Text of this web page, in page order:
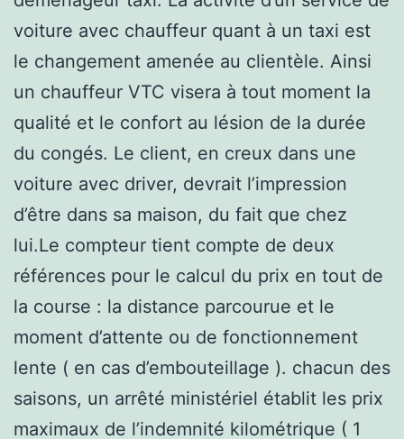
voiture avec chauffeur quant à un taxi est
le changement amenée au clientèle. Ainsi
un chauffeur VTC visera à tout moment la
qualité et le confort au lésion de la durée
du congés. Le client, en creux dans une
voiture avec driver, devrait l’impression
d’être dans sa maison, du fait que chez
lui.Le compteur tient compte de deux
références pour le calcul du prix en tout de
la course : la distance parcourue et le
moment d’attente ou de fonctionnement
lente ( en cas d’embouteillage ). chacun des
saisons, un arrêté ministériel établit les prix
maximaux de l’indemnité kilométrique ( 1